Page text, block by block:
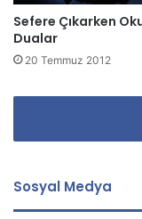
Sefere Çıkarken
Dualar
20 Temmuz 2012
Sosyal Medya